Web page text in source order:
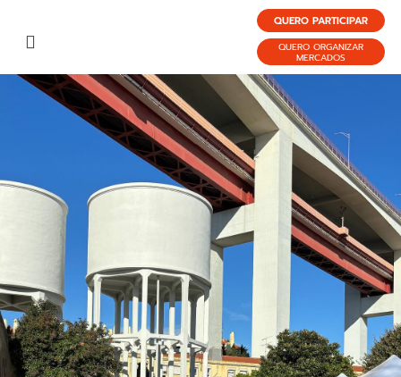
QUERO PARTICIPAR
QUERO ORGANIZAR
MERCADOS